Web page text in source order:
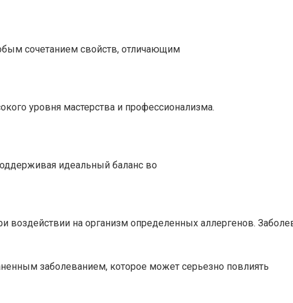
сочетанием свойств, отличающим
уровня мастерства и профессионализма.
идеальный баланс во
воздействии на организм определенных аллергенов.
заболеванием, которое может серьезно повлиять